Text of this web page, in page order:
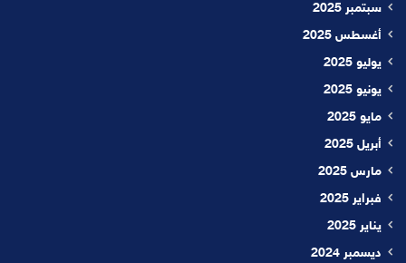
سبتمبر 2025
أغسطس 2025
يوليو 2025
يونيو 2025
مايو 2025
أبريل 2025
مارس 2025
فبراير 2025
يناير 2025
ديسمبر 2024